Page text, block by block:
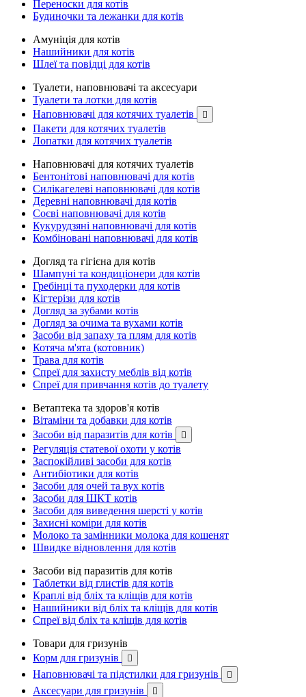
Переноски для котів
Будиночки та лежанки для котів
Амуніція для котів
Нашийники для котів
Шлеї та повідці для котів
Туалети, наповнювачі та аксесуари
Туалети та лотки для котів
Наповнювачі для котячих туалетів

Пакети для котячих туалетів
Лопатки для котячих туалетів
Наповнювачі для котячих туалетів
Бентонітові наповнювачі для котів
Силікагелеві наповнювачі для котів
Деревні наповнювачі для котів
Соєві наповнювачі для котів
Кукурудзяні наповнювачі для котів
Комбіновані наповнювачі для котів
Догляд та гігієна для котів
Шампуні та кондиціонери для котів
Гребінці та пуходерки для котів
Кігтерізи для котів
Догляд за зубами котів
Догляд за очима та вухами котів
Засоби від запаху та плям для котів
Котяча м'ята (котовник)
Трава для котів
Спреї для захисту меблів від котів
Спреї для привчання котів до туалету
Ветаптека та здоров'я котів
Вітаміни та добавки для котів
Засоби від паразитів для котів

Регуляція статевої охоти у котів
Заспокійливі засоби для котів
Антибіотики для котів
Засоби для очей та вух котів
Засоби для ШКТ котів
Засоби для виведення шерсті у котів
Захисні коміри для котів
Молоко та замінники молока для кошенят
Швидке відновлення для котів
Засоби від паразитів для котів
Таблетки від глистів для котів
Краплі від бліх та кліщів для котів
Нашийники від бліх та кліщів для котів
Спреї від бліх та кліщів для котів
Товари для гризунів
Корм для гризунів

Наповнювачі та підстилки для гризунів 
Аксесуари для гризунів 